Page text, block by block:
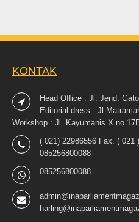
KONTAK
Head Office : Jl. Jend.
Editorial dress : Jl
Workshop : Jl. Kayumanis X
( 021) 22986556 Fax. ( 021
085256800088
085256800088